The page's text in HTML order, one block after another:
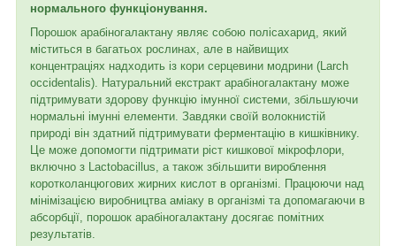
нормального функціонування.
Порошок арабіногалактану являє собою полісахарид, який
міститься в багатьох рослинах, але в найвищих
концентраціях надходить із кори серцевини модрини (Larch
occidentalis). Натуральний екстракт арабіногалактану може
підтримувати здорову функцію імунної системи, збільшуючи
нормальні імунні елементи. Завдяки своїй волокнистій
природі він здатний підтримувати ферментацію в кишківнику.
Це може допомогти підтримати ріст кишкової мікрофлори,
включно з Lactobacillus, а також збільшити вироблення
коротколанцюгових жирних кислот в організмі. Працюючи над
мінімізацією виробництва аміаку в організмі та допомагаючи в
абсорбції, порошок арабіногалактану досягає помітних
результатів.